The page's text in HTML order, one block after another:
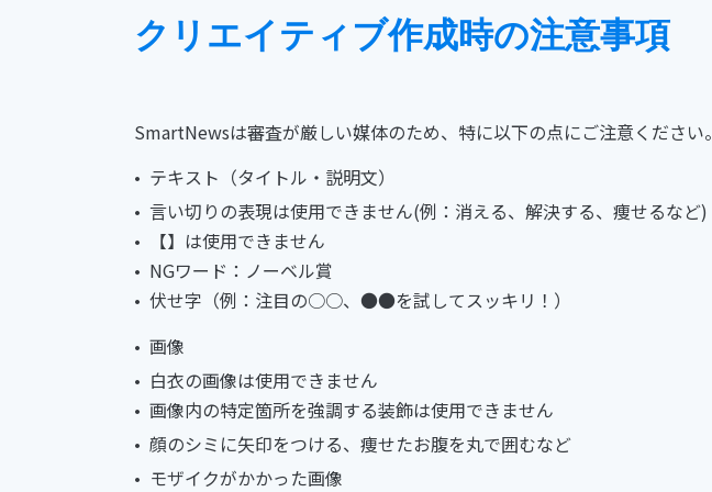
クリエイティブ作成時の注意事項
SmartNewsは審査が厳しい媒体のため、特に以下の点にご注意ください。
テキスト（タイトル・説明文）
言い切りの表現は使用できません(例：消える、解決する、痩せるなど)
【】は使用できません
NGワード：ノーベル賞
伏せ字（例：注目の○○、●●を試してスッキリ！）
画像
白衣の画像は使用できません
画像内の特定箇所を強調する装飾は使用できません
顔のシミに矢印をつける、痩せたお腹を丸で囲むなど
モザイクがかかった画像